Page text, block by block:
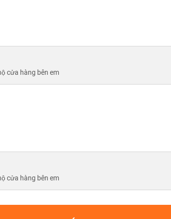
Trên tay Apple Watch SE 2022
trường ngoài trời nắng gắt.
cửa hàng bên em
cửa hàng bên em